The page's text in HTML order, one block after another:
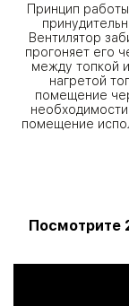
Принцип
Вентилятор
прогоняет его
между топкой
нагретой
помещение
помещение
Посмотрите